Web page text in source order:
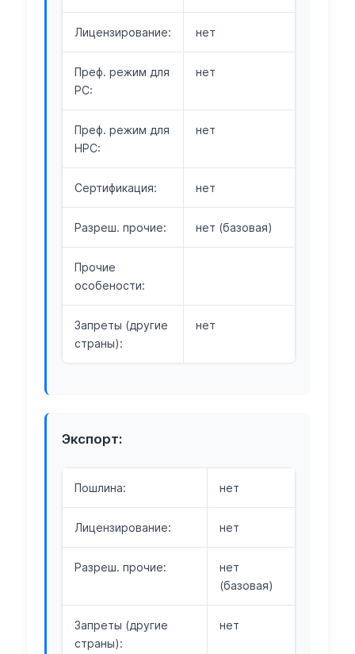
Лицензирование: нет
Преф. режим для
РС:
нет
Преф. режим для
НРС:
нет
Сертификация: нет
Разреш. прочие: нет (базовая)
Прочие
особености:
Запреты (другие
страны):
нет
Экспорт:
Пошлина: нет
Лицензирование: нет
Разреш. прочие:
нет
(базовая)
Запреты (другие
страны):
нет